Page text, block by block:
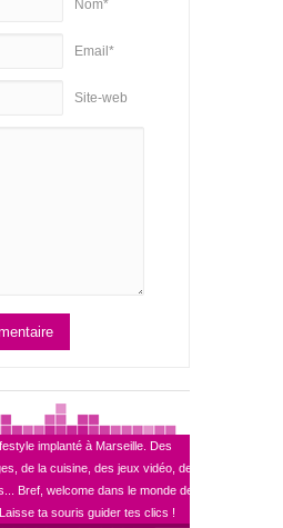
Nom*
Email*
Site-web
implanté à Marseille. Des
de la cuisine, des jeux vidéo, des
Bref, welcome dans le monde de
ta souris guider tes clics !